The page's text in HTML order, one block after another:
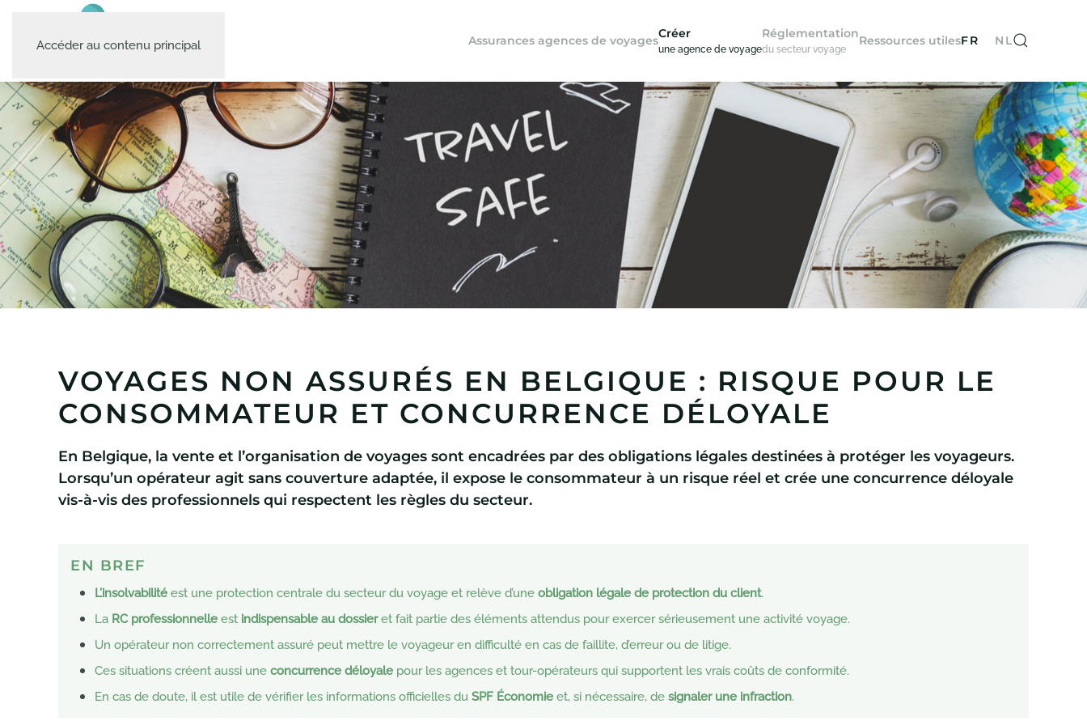
Accéder au contenu principal Assurances agences de voyagesCréer
une agence de voyage
Réglementation
du secteur voyage
Ressources utilesFR NL
VOYAGES NON ASSURÉS EN BELGIQUE : RISQUE POUR LE
CONSOMMATEUR ET CONCURRENCE DÉLOYALE
En Belgique, la vente et l’organisation de voyages sont encadrées par des obligations légales destinées à protéger les voyageurs.
Lorsqu’un opérateur agit sans couverture adaptée, il expose le consommateur à un risque réel et crée une concurrence déloyale
vis-à-vis des professionnels qui respectent les règles du secteur.
EN BREF
L’insolvabilité est une protection centrale du secteur du voyage et relève d’une obligation légale de protection du client.
La RC professionnelle est indispensable au dossieret fait partie des éléments attendus pour exercer sérieusement une activité voyage.
Un opérateur non correctement assuré peut mettre le voyageur en difficulté en cas de faillite, d’erreur ou de litige.
Ces situations créent aussi une concurrence déloyale pour les agences et tour-opérateurs qui supportent les vrais coûts de conformité.
En cas de doute, il est utile de vérifier les informations officielles du SPF Économie et, si nécessaire, de signaler une infraction.